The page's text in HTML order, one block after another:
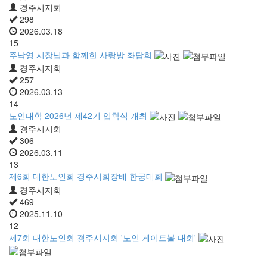
경주시지회
298
2026.03.18
15
주낙영 시장님과 함께한 사랑방 좌담회
경주시지회
257
2026.03.13
14
노인대학 2026년 제42기 입학식 개최
경주시지회
306
2026.03.11
13
제6회 대한노인회 경주시회장배 한궁대회
경주시지회
469
2025.11.10
12
제7회 대한노인회 경주시지회 '노인 게이트볼 대회'